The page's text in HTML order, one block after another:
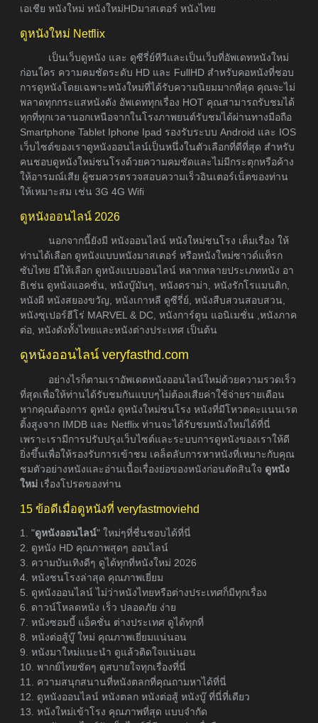
เอเชีย หนังใหม่ หนังใหม่HDมาสเตอร์ หนังไทย
ดูหนังใหม่ Netflix
เป็นเว็บดูหนัง และ ดูซีรี่ย์ทีวีและเป็นเว็บที่อัพเดทหนังใหม่
ก่อนใคร ความคมชัดระดับ HD และ FullHD สำหรับคอหนังที่ชอบ
การดูหนังโดยเฉพาะหนังใหม่ที่ได้รับความนิยมมากที่สุด คุณจะไม่
พลาดทุกกระแสหนังดัง อัพเดททุกเรื่อง HOT คุณสามารถรับชมได้
ทุกที่ทุกเวลานอกเหนือจากในโรงภาพยนต์รับชมได้ผ่านทางมือถือ
Smartphone Tablet Iphone Ipad รองรับระบบ Android และ IOS
เว็บไซต์ของเราดูหนังออนไลน์เป็นหนึ่งในตัวเลือกที่ดีที่สุด สำหรับ
คนชอบดูหนังใหม่ชนโรงด้วยความคมชัดและไม่มีกระตุกหรือค้าง
ให้อารมณ์เสีย ผู้ชมควรตรวจสอบความเร็วอินเตอร์เน็ตของท่าน
ให้เหมาะสม เช่น 3G 4G Wifi
ดูหนังออนไลน์ 2026
นอกจากนี้ยังมี หนังออนไลน์ หนังใหม่ชนโรง เต็มเรื่อง ให้
ท่านได้เลือก ดูหนังแบบหนังมาสเตอร์ หรือหนังใหม่ซาวด์แท็รก
ซับไทย มีให้เลือก ดูหนังแบบออนไลน์ หลากหลายประเภทหนัง อา
ธิเช่น ดูหนังแอคชั่น, หนังบู๊มันๆ, หนังดราม่า, หนังรักโรแมนติก,
หนังผี หนังสยองขวัญ, หนังเกาหลี ดูซีรี่ย์, หนังสืบสวนสอบสวน,
หนังซุเปอร์ฮีโร่ MARVEL & DC, หนังการ์ตูน แอนิเมชั่น ,หนังภาค
ต่อ, หนังดังทั้งไทยและหนังต่างประเทศ เป็นต้น
ดูหนังออนไลน์ veryfasthd.com
อย่างไรก็ตามเราอัพเดตหนังออนไลน์ใหม่ด้วยความรวดเร็ว
ที่สุดเพื่อให้ท่านได้รับชมกันแบบๆไม่ต้องเสียค่าใช้จ่ายรายเดือน
หากคุณต้องการ ดูหนัง ดูหนังใหม่ชนโรง หนังที่มีโหวตคะแนนเรต
ติ้งสูงจาก IMDB และ Netflix ท่านจะได้รับชมหนังใหม่ได้ที่นี่
เพราะเรามีการปรับปรุงเว็บไซต์และระบบการดูหนังของเราให้ดี
ยิ่งขึ้นเพื่อให้รองรับการเข้าชม เคล็ดลับการหาหนังที่เหมาะกับคุณ
ชมตัวอย่างหนังและอ่านเนื้อเรื่องย่อของหนังก่อนตัดสินใจ ดูหนัง
ใหม่ เรื่องโปรดของท่าน
15 ข้อดีเมื่อดูหนังที่ veryfastmoviehd
1. "ดูหนังออนไลน์" ใหม่ๆที่ชื่นชอบได้ที่นี่
2. ดูหนัง HD คุณภาพสุดๆ ออนไลน์
3. ความบันเทิงดีๆ ดูได้ทุกที่หนังใหม่ 2026
4. หนังชนโรงล่าสุด คุณภาพเยี่ยม
5. ดูหนังออนไลน์ ไม่ว่าหนังไทยหรือต่างประเทศก็มีทุกเรื่อง
6. ดาวน์โหลดหนัง เร็ว ปลอดภัย ง่าย
7. หนังซอมบี้ แอ็คชั่น ต่างประเทศ ดูได้ทุกที่
8. หนังต่อสู้บู๊ ใหม่ คุณภาพเยี่ยมแน่นอน
9. หนังมาใหม่แนะนำ ดูแล้วติดใจแน่นอน
10. พากย์ไทยชัดๆ ดูสบายใจทุกเรื่องที่นี่
11. ความสนุกสนานที่หนังตลกที่คุณถามหาได้ที่นี่
12. ดูหนังออนไลน์ หนังตลก หนังต่อสู้ หนังบู๊ ที่นี่ที่เดียว
13. หนังใหม่เข้าโรง คุณภาพที่สุด แบบจำกัด